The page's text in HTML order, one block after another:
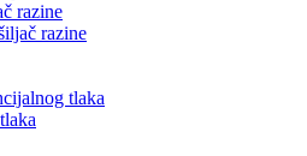
razine
razine
tlaka